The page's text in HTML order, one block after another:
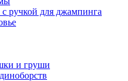
ручкой для джампинга
и груши